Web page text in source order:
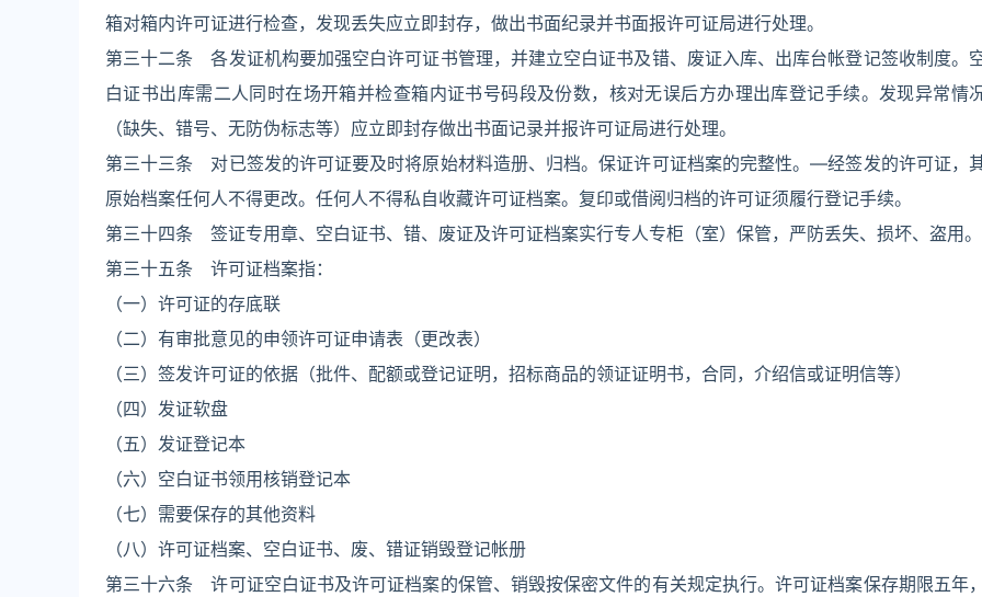
箱对箱内许可证进行检查，发现丢失应立即封存，做出书面纪录并书面报许可证局进行处理。
第三十二条 各发证机构要加强空白许可证书管理，并建立空白证书及错、废证入库、出库台帐登记签收制度。
白证书出库需二人同时在场开箱并检查箱内证书号码段及份数，核对无误后方办理出库登记手续。发现异常情
（缺失、错号、无防伪标志等）应立即封存做出书面记录并报许可证局进行处理。
第三十三条 对已签发的许可证要及时将原始材料造册、归档。保证许可证档案的完整性。—经签发的许可证，
原始档案任何人不得更改。任何人不得私自收藏许可证档案。复印或借阅归档的许可证须履行登记手续。
第三十四条 签证专用章、空白证书、错、废证及许可证档案实行专人专柜（室）保管，严防丢失、损坏、盗用。
第三十五条 许可证档案指：
（一）许可证的存底联
（二）有审批意见的申领许可证申请表（更改表）
（三）签发许可证的依据（批件、配额或登记证明，招标商品的领证证明书，合同，介绍信或证明信等）
（四）发证软盘
（五）发证登记本
（六）空白证书领用核销登记本
（七）需要保存的其他资料
（八）许可证档案、空白证书、废、错证销毁登记帐册
第三十六条 许可证空白证书及许可证档案的保管、销毁按保密文件的有关规定执行。许可证档案保存期限五年